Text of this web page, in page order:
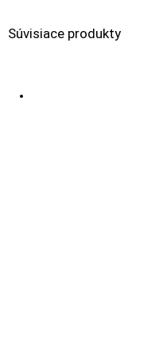
Súvisiace produkty